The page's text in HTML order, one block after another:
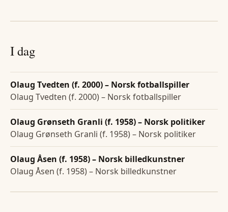
I dag
Olaug Tvedten (f. 2000) – Norsk fotballspiller
Olaug Tvedten (f. 2000) – Norsk fotballspiller
Olaug Grønseth Granli (f. 1958) – Norsk politiker
Olaug Grønseth Granli (f. 1958) – Norsk politiker
Olaug Åsen (f. 1958) – Norsk billedkunstner
Olaug Åsen (f. 1958) – Norsk billedkunstner